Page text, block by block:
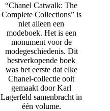
“Chanel Catwalk: The
Complete Collections” is
niet alleen een
modeboek. Het is een
monument voor de
modegeschiedenis. Dit
bestverkopende boek
was het eerste dat elke
Chanel-collectie ooit
gemaakt door Karl
Lagerfeld samenbracht in
één volume.